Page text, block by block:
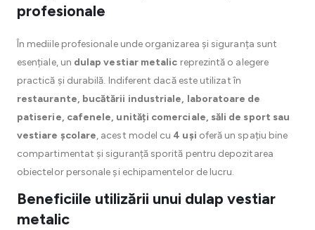
profesionale
În mediile profesionale unde organizarea și siguranța sunt
esențiale, un dulap vestiar metalic reprezintă o alegere
practică și durabilă. Indiferent dacă este utilizat în
restaurante, bucătării industriale, laboratoare de
patiserie, cafenele, unități comerciale, săli de sport sau
vestiare școlare, acest model cu 4 uși oferă un spațiu bine
compartimentat și siguranță sporită pentru depozitarea
obiectelor personale și echipamentelor de lucru.
Beneficiile utilizării unui dulap vestiar
metalic